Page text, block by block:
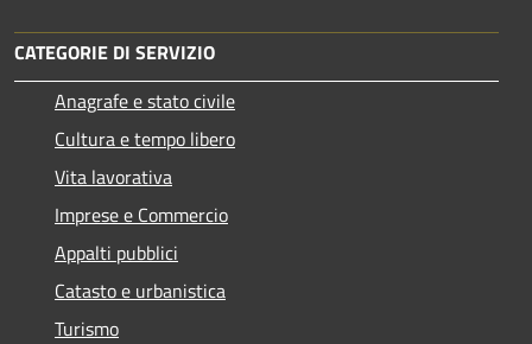
CATEGORIE DI SERVIZIO
Anagrafe e stato civile
Cultura e tempo libero
Vita lavorativa
Imprese e Commercio
Appalti pubblici
Catasto e urbanistica
Turismo